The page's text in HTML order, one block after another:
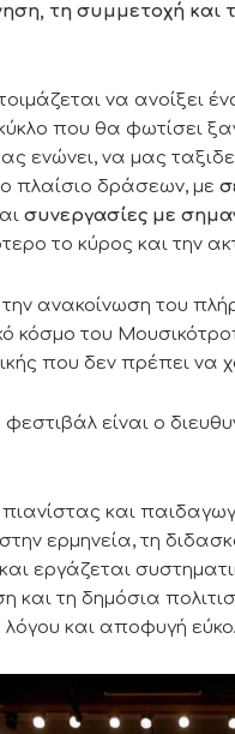
τη συμμετοχή και
να ανοίξει
που θα φωτίσει
ενώνει, να μας
πλαίσιο δράσεων, με
συνεργασίες με
το κύρος και την
την ανακοίνωση του
κόσμο του
που δεν πρέπει να
είναι ο
και
ερμηνεία, τη
εργάζεται
και τη δημόσια
και αποφυγή